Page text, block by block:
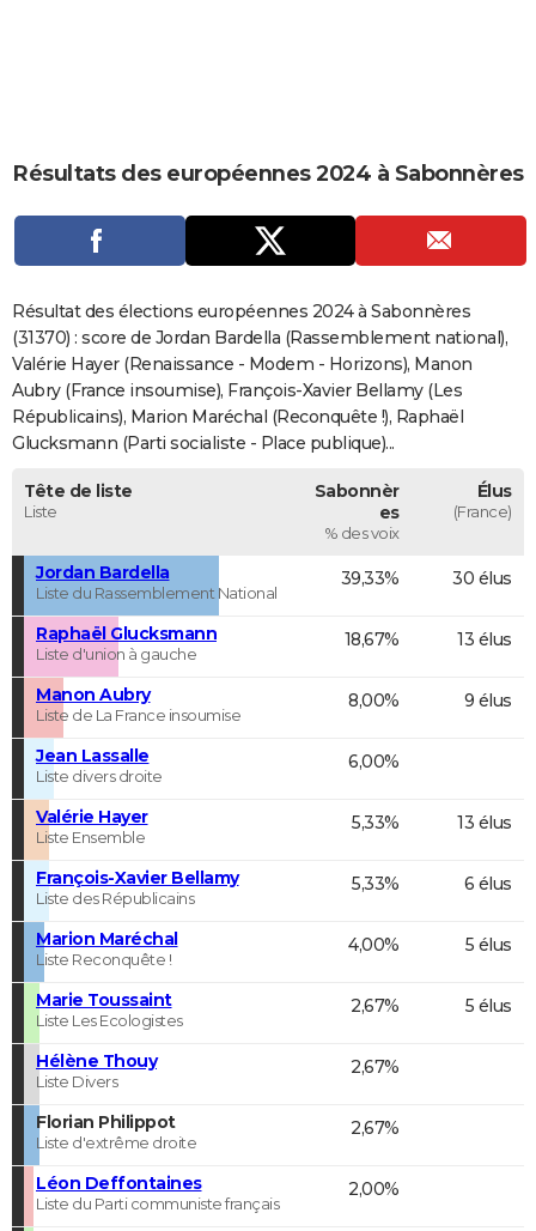
CARTE DE VOEUX
Carte de Noël
Carte Bonne année
Carte Saint-Valentin
Carte Pâques
Carte d'anniversaire
DICTIONNAIRE
Dictionnaire
Biographies
Citations
Expressions
Proverbes
PROGRAMME TV
COPAINS D'AVANT
S'inscrire
Se connecter
Lycées
Collèges
Primaires
Universités
Entreprises
Service militaire
Avis de recherche
AVIS DE DÉCÈS
FORUM
Résultats des européennes 2024 à Sabonnères
Résultat des élections européennes 2024 à Sabonnères
(31370) : score de Jordan Bardella (Rassemblement national),
Valérie Hayer (Renaissance - Modem - Horizons), Manon
Aubry (France insoumise), François-Xavier Bellamy (Les
Républicains), Marion Maréchal (Reconquête !), Raphaël
Glucksmann (Parti socialiste - Place publique)...
Tête de liste
Liste
Sabonnèr
es
% des voix
Élus
(France)
Jordan Bardella
Liste du Rassemblement National
39,33% 30 élus
Raphaël Glucksmann
Liste d'union à gauche
18,67% 13 élus
Manon Aubry
Liste de La France insoumise
8,00% 9 élus
Jean Lassalle
Liste divers droite
6,00%
Valérie Hayer
Liste Ensemble
5,33% 13 élus
François-Xavier Bellamy
Liste des Républicains
5,33% 6 élus
Marion Maréchal
Liste Reconquête !
4,00% 5 élus
Marie Toussaint
Liste Les Ecologistes
2,67% 5 élus
Hélène Thouy
Liste Divers
2,67%
Florian Philippot
Liste d'extrême droite
2,67%
Léon Deffontaines
Liste du Parti communiste français
2,00%